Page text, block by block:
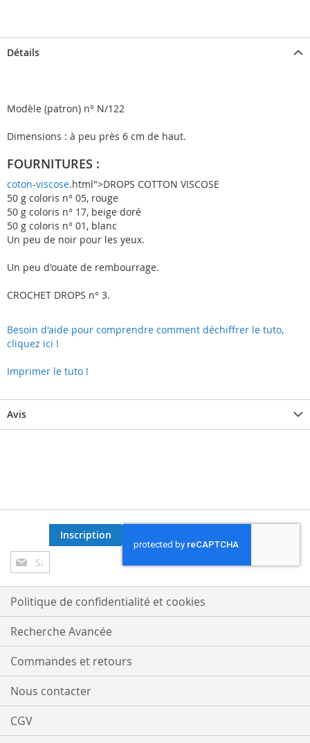
Détails
Modèle (patron) n° N/122
Dimensions : à peu près 6 cm de haut.
FOURNITURES :
coton-viscose.html">DROPS COTTON VISCOSE
50 g coloris n° 05, rouge
50 g coloris n° 17, beige doré
50 g coloris n° 01, blanc
Un peu de noir pour les yeux.
Un peu d'ouate de rembourrage.
CROCHET DROPS n° 3.
Besoin d'aide pour comprendre comment déchiffrer le tuto,
cliquez ici !
Imprimer le tuto !
Avis
Inscription
à
notre
lettre
d’information
:
Inscription
Politique de confidentialité et cookies
Recherche Avancée
Commandes et retours
Nous contacter
CGV